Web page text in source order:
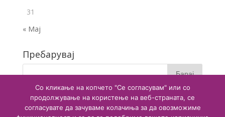
31
« Мај
Пребарувај
Со кликање на копчето "Се согласувам" или со
продолжување на користење на веб-страната, се
согласувате да зачуваме колачиња за да овозможиме